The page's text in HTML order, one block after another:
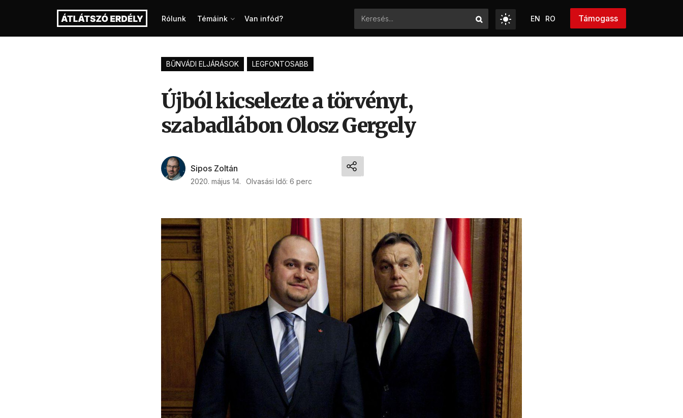
Rólunk Témáink Van infód? EN RO Támogass
BŰNVÁDI ELJÁRÁSOK LEGFONTOSABB
Újból kicselezte a törvényt,
szabadlábon Olosz Gergely
Sipos Zoltán
2020. május 14. Olvasási Idő: 6 perc